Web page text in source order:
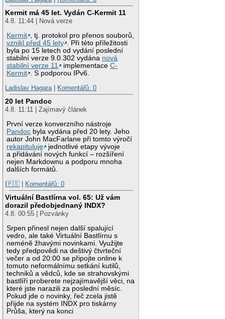
Kermit má 45 let. Vydán C-Kermit 11
4.8. 11:44 | Nová verze
Kermit
, tj. protokol pro přenos souborů,
vznikl před 45 lety
. Při této příležitosti
byla po 15 letech od vydání poslední
stabilní verze 9.0.302 vydána nová
stabilní verze 11
implementaceC-
Kermit
. S podporou IPv6.
Ladislav Hagara| Komentářů: 0
20 let Pandoc
4.8. 11:11 | Zajímavý článek
První verze konverzního nástroje
Pandoc byla vydána před 20 lety. Jeho
autor John MacFarlane při tomto výročí
rekapituluje
jednotlivé etapy vývoje
a přidávání nových funkcí – rozšíření
nejen Markdownu a podporu mnoha
dalších formátů.
|🇵🇸
Komentářů: 0
Virtuální Bastlírna vol. 65: Už vám
dorazil předobjednaný INDX?
4.8. 00:55 | Pozvánky
Srpen přinesl nejen další spalující
vedro, ale také Virtuální Bastlírnu s
neméně žhavými novinkami. Využijte
tedy předpovědi na deštivý čtvrteční
večer a od 20:00 se připojte online k
tomuto neformálnímu setkání kutilů,
techniků a vědců, kde se strahovskými
bastlíři proberete nejzajímavější věci, na
které jste narazili za poslední měsíc.
Pokud jde o novinky, řeč zcela jistě
přijde na systém INDX pro tiskárny
Průša, který na konci